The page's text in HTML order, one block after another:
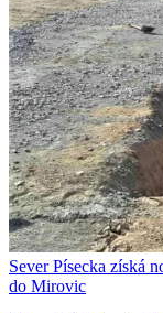
Sever Písecka získá
do Mirovic